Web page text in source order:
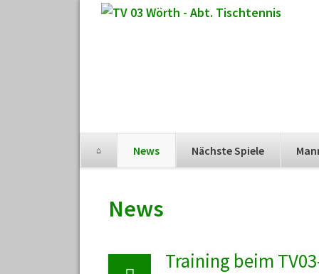
Navigation
überspringen
News Nächste Spiele
News
Training beim